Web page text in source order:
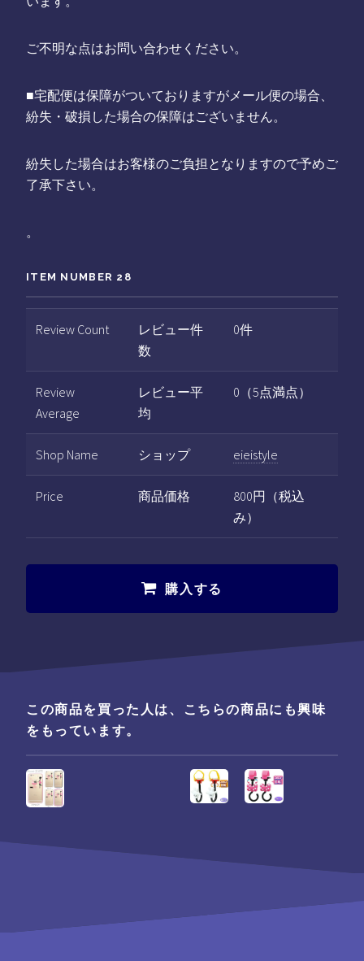
ご不明な点はお問い合わせください。
■宅配便は保障がついておりますがメール便の場合、
紛失・破損した場合の保障はございません。
紛失した場合はお客様のご負担となりますので予めご
了承下さい。
。
ITEM NUMBER 28
Review Count
レビュー件
数
0件
Review
Average
レビュー平
均
0（5点満点）
Shop Name ショップ eieistyle
Price 商品価格
800円（税込
み）
購入する
この商品を買った人は、こちらの商品にも興味
をもっています。